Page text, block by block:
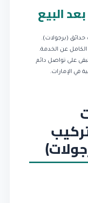
البيع
حدائق (برجولات).
الكامل عن الخدمة.
على تواصل دائم
في الإمارات.